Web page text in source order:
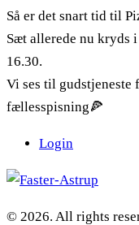
Så er det snart tid til
Sæt allerede nu kryds
16.30.
Vi ses til gudstjeneste
fællesspisning🍕
Login
© 2026. All rights